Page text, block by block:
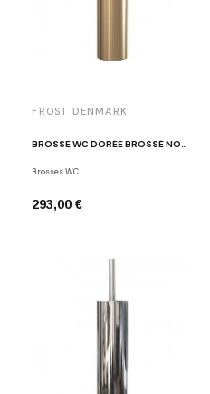
FROST DENMARK
BROSSE WC DORÉE BROSSÉ NOVA2 FROST DENMARK
Brosses WC
293,00 €